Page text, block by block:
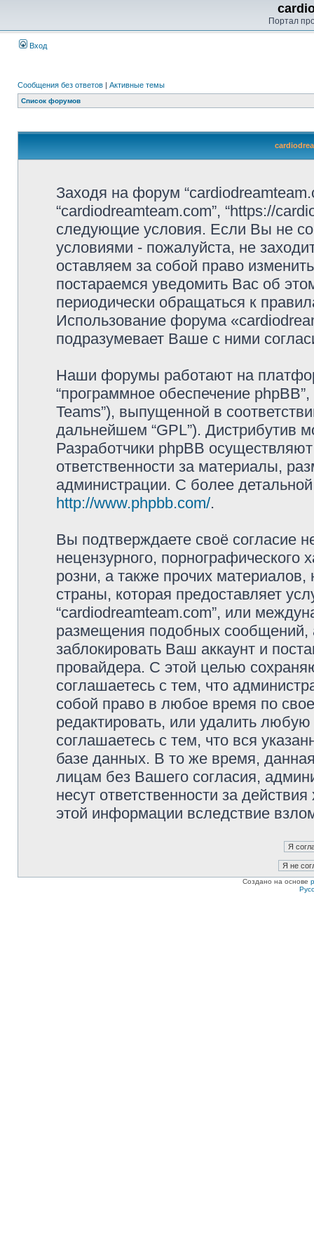
Портал
Вход
Сообщения без ответов | Активные темы
Список форумов
Заходя на форум
“cardiodreamteam.com”, “https://
следующие условия. Если Вы не
условиями - пожалуйста, не
оставляем за собой право
постараемся уведомить Вас об
периодически обращаться к
Использование форума
подразумевает Ваше с ними
Наши форумы работают на
“программное обеспечение
Teams”), выпущенной в
дальнейшем “GPL”). Дистрибутив
Разработчики phpBB
ответственности за материалы,
администрации. С более
http://www.phpbb.com/.
Вы подтверждаете своё согласие
нецензурного, порнографического
розни, а также прочих
страны, которая предоставляет
“cardiodreamteam.com”, или
размещения подобных
заблокировать Ваш аккаунт и
провайдера. С этой целью
соглашаетесь с тем, что
собой право в любое время по
редактировать, или удалить
соглашаетесь с тем, что вся
базе данных. В то же время,
лицам без Вашего согласия,
несут ответственности за
этой информации вследствие
Создано на основе